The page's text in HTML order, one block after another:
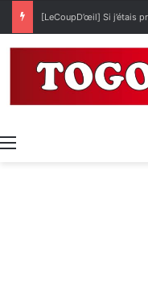
[LeCoupD’œil] Si j’étais
Menu